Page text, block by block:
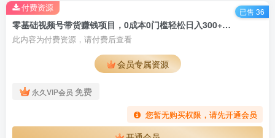
零基础视频号带货赚钱项目，0成本0门槛轻松日入300+【视频教程】￼
此内容为付费资源，请付费后查看
会员专属资源
永久VIP会员 免费
您暂无购买权限，请先开通会员
付费资源 已售 36